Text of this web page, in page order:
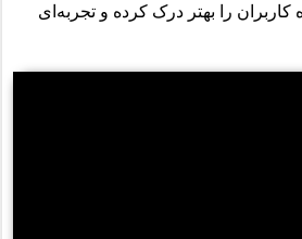
کاربران را بهتر درک کرده و تجربه‌ای